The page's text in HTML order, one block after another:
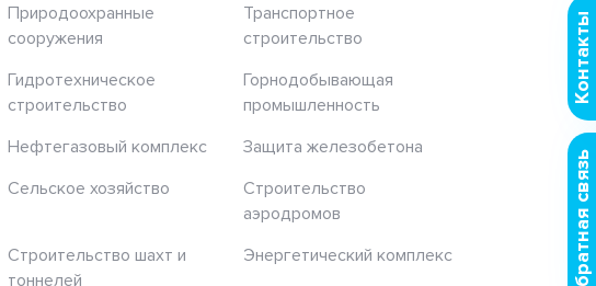
Природоохранные
сооружения
Транспортное
строительство
Гидротехническое
строительство
Горнодобывающая
промышленность
Нефтегазовый комплекс
Защита железобетона
Сельское хозяйство
Строительство
аэродромов
Строительство шахт и
тоннелей
Энергетический комплекс Обратная связь
Контакты